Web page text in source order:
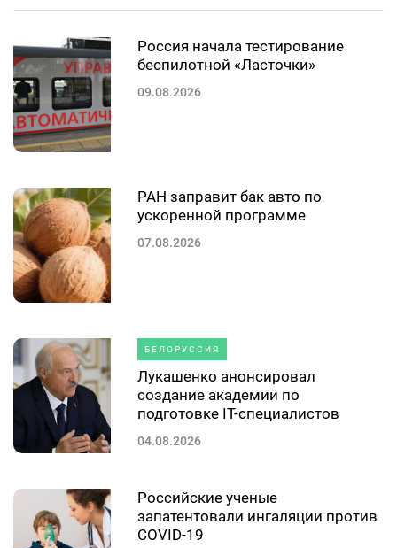
Россия начала тестирование
беспилотной «Ласточки»
09.08.2026
РАН заправит бак авто по
ускоренной программе
07.08.2026
БЕЛОРУССИЯ
Лукашенко анонсировал
создание академии по
подготовке IT-специалистов
04.08.2026
Российские ученые
запатентовали ингаляции против
COVID-19